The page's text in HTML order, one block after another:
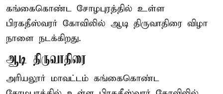
கங்கைகொண்ட சோழபுரத்தில் உள்ள
பிரகதீஸ்வரர் கோவிலில் ஆடி திருவாதிரை விழா
நாளை நடக்கிறது.
ஆடி திருவாதிரை
அரியலூர் மாவட்டம் கங்கைகொண்ட